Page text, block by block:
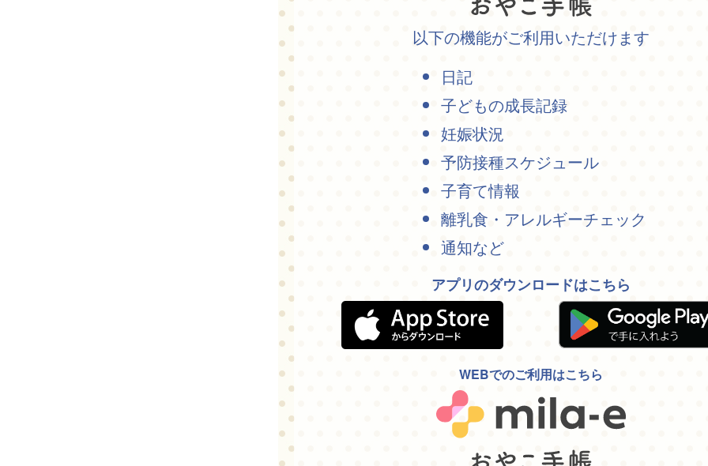
以下の機能がご利用いただけます
日記
子どもの成長記録
妊娠状況
予防接種スケジュール
子育て情報
離乳食・アレルギーチェック
通知など
アプリのダウンロードはこちら
WEBでのご利用はこちら